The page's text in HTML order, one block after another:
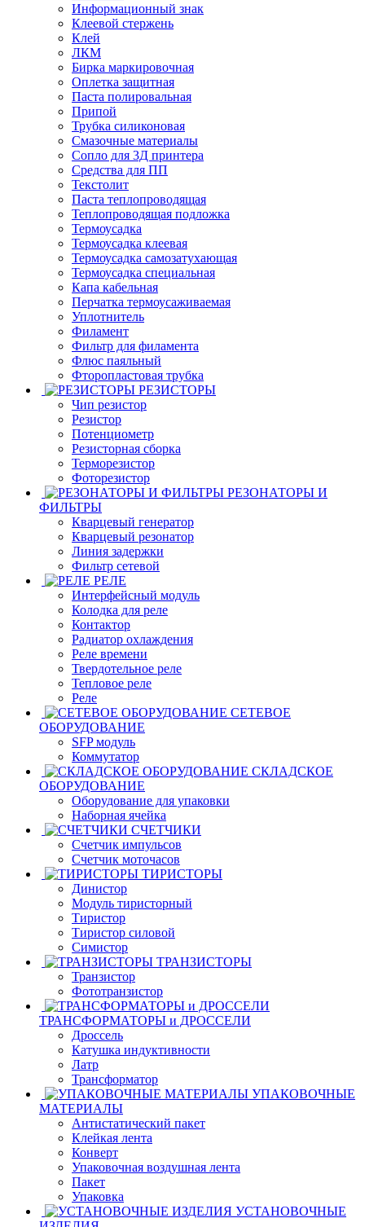
Информационный знак
Клеевой стержень
Клей
ЛКМ
Бирка маркировочная
Оплетка защитная
Паста полировальная
Припой
Трубка силиконовая
Смазочные материалы
Сопло для 3Д принтера
Средства для ПП
Текстолит
Паста теплопроводящая
Теплопроводящая подложка
Термоусадка
Термоусадка клеевая
Термоусадка самозатухающая
Термоусадка специальная
Капа кабельная
Перчатка термоусаживаемая
Уплотнитель
Филамент
Фильтр для филамента
Флюс паяльный
Фторопластовая трубка
РЕЗИСТОРЫ
Чип резистор
Резистор
Потенциометр
Резисторная сборка
Терморезистор
Фоторезистор
РЕЗОНАТОРЫ И
ФИЛЬТРЫ
Кварцевый генератор
Кварцевый резонатор
Линия задержки
Фильтр сетевой
РЕЛЕ
Интерфейсный модуль
Колодка для реле
Контактор
Радиатор охлаждения
Реле времени
Твердотельное реле
Тепловое реле
Реле
СЕТЕВОЕ
ОБОРУДОВАНИЕ
SFP модуль
Коммутатор
СКЛАДСКОЕ
ОБОРУДОВАНИЕ
Оборудование для упаковки
Наборная ячейка
СЧЕТЧИКИ
Счетчик импульсов
Счетчик моточасов
ТИРИСТОРЫ
Динистор
Модуль тиристорный
Тиристор
Тиристор силовой
Симистор
ТРАНЗИСТОРЫ
Транзистор
Фототранзистор
ТРАНСФОРМАТОРЫ и ДРОССЕЛИ
Дроссель
Катушка индуктивности
Латр
Трансформатор
УПАКОВОЧНЫЕ
МАТЕРИАЛЫ
Антистатический пакет
Клейкая лента
Конверт
Упаковочная воздушная лента
Пакет
Упаковка
УСТАНОВОЧНЫЕ